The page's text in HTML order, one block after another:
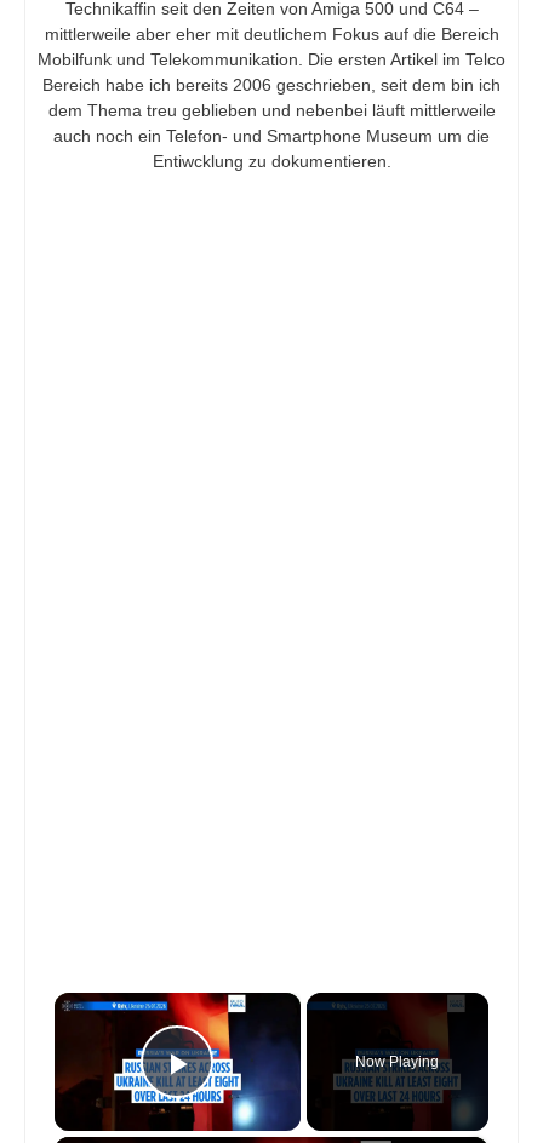
Technikaffin seit den Zeiten von Amiga 500 und C64 –
mittlerweile aber eher mit deutlichem Fokus auf die Bereich
Mobilfunk und Telekommunikation. Die ersten Artikel im Telco
Bereich habe ich bereits 2006 geschrieben, seit dem bin ich
dem Thema treu geblieben und nebenbei läuft mittlerweile
auch noch ein Telefon- und Smartphone Museum um die
Entiwcklung zu dokumentieren.
×
Play Video
Now Playing